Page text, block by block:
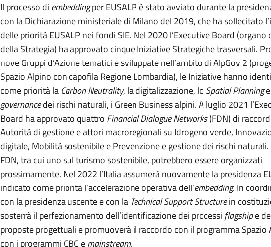
Il processo di embeddingper EUSALP è stato avviato durante la
con la Dichiarazione ministeriale di Milano del 2019, che ha sollecitato
delle priorità EUSALP nei fondi SIE. Nel 2020 l’Executive Board (organo
della Strategia) ha approvato cinque Iniziative Strategiche trasversali.
nove Gruppi d’Azione tematici e sviluppate nell’ambito di AlpGov 2
Spazio Alpino con capofila Regione Lombardia), le Iniziative hanno
come priorità la Carbon Neutrality, la digitalizzazione, lo Spatial Planning
governancedei rischi naturali, i Green Business alpini. A luglio 2021
Board ha approvato quattro Financial Dialogue Networks(FDN) di
Autorità di gestione e attori macroregionali su Idrogeno verde,
digitale, Mobilità sostenibile e Prevenzione e gestione dei rischi
FDN, tra cui uno sul turismo sostenibile, potrebbero essere organizzati
prossimamente. Nel 2022 l’Italia assumerà nuovamente la presidenza
indicato come priorità l’accelerazione operativa dell’embedding. In
con la presidenza uscente e con la Technical Support Structurein
sosterrà il perfezionamento dell’identificazione dei processi flagshipe
proposte progettuali e promuoverà il raccordo con il programma Spazio
con i programmi CBC emainstream.